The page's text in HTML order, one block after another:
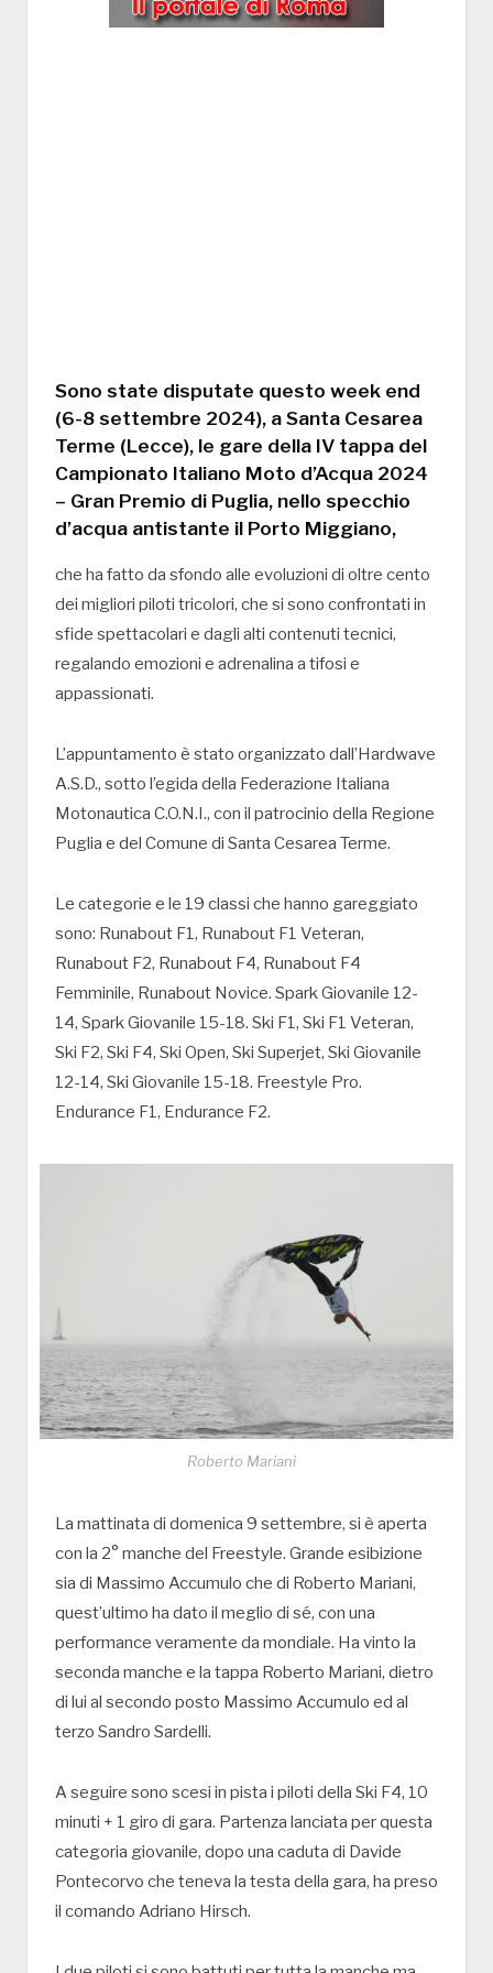
Sono state disputate questo week end
(6-8 settembre 2024), a Santa Cesarea
Terme (Lecce), le gare della IV tappa del
Campionato Italiano Moto d’Acqua 2024
– Gran Premio di Puglia, nello specchio
d’acqua antistante il Porto Miggiano,
che ha fatto da sfondo alle evoluzioni di oltre cento
dei migliori piloti tricolori, che si sono confrontati in
sfide spettacolari e dagli alti contenuti tecnici,
regalando emozioni e adrenalina a tifosi e
appassionati.
L’appuntamento è stato organizzato dall’Hardwave
A.S.D., sotto l’egida della Federazione Italiana
Motonautica C.O.N.I., con il patrocinio della Regione
Puglia e del Comune di Santa Cesarea Terme.
Le categorie e le 19 classi che hanno gareggiato
sono: Runabout F1, Runabout F1 Veteran,
Runabout F2, Runabout F4, Runabout F4
Femminile, Runabout Novice. Spark Giovanile 12-
14, Spark Giovanile 15-18. Ski F1, Ski F1 Veteran,
Ski F2, Ski F4, Ski Open, Ski Superjet, Ski Giovanile
12-14, Ski Giovanile 15-18. Freestyle Pro.
Endurance F1, Endurance F2.
Roberto Mariani
La mattinata di domenica 9 settembre, si è aperta
con la 2° manche del Freestyle. Grande esibizione
sia di Massimo Accumulo che di Roberto Mariani,
quest’ultimo ha dato il meglio di sé, con una
performance veramente da mondiale. Ha vinto la
seconda manche e la tappa Roberto Mariani, dietro
di lui al secondo posto Massimo Accumulo ed al
terzo Sandro Sardelli.
A seguire sono scesi in pista i piloti della Ski F4, 10
minuti + 1 giro di gara. Partenza lanciata per questa
categoria giovanile, dopo una caduta di Davide
Pontecorvo che teneva la testa della gara, ha preso
il comando Adriano Hirsch.